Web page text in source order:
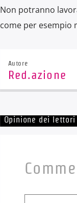
Non potranno
come per esempio
Autore
Red.azione
Opinione dei lettori